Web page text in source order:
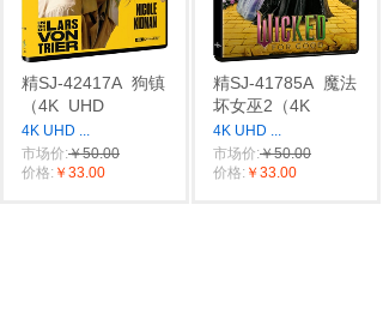
精SJ-42417A 狗镇
（4K UHD
4K UHD ...
市场价:￥50.00
价格: ￥33.00
精SJ-41785A 魔法
坏女巫2（4K
4K UHD ...
市场价:￥50.00
价格: ￥33.00